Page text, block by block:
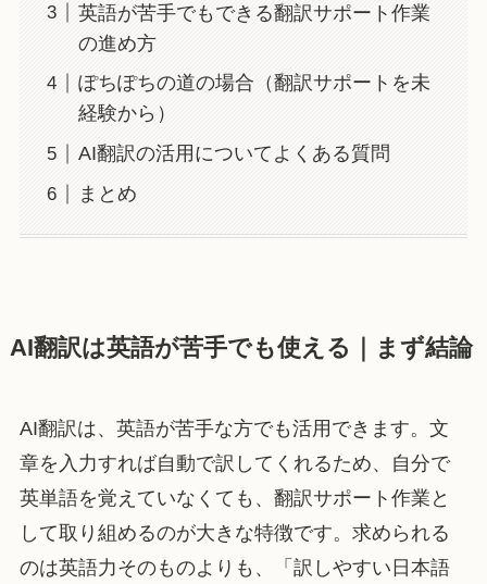
英語が苦手でもできる翻訳サポート作業
の進め方
ぽちぽちの道の場合（翻訳サポートを未
経験から）
AI翻訳の活用についてよくある質問
まとめ
AI翻訳は英語が苦手でも使える｜まず結論
AI翻訳は、英語が苦手な方でも活用できます。文
章を入力すれば自動で訳してくれるため、自分で
英単語を覚えていなくても、翻訳サポート作業と
して取り組めるのが大きな特徴です。求められる
のは英語力そのものよりも、「訳しやすい日本語